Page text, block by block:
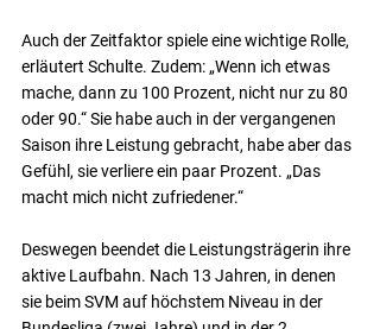
Auch der Zeitfaktor spiele eine wichtige Rolle,
erläutert Schulte. Zudem: „Wenn ich etwas
mache, dann zu 100 Prozent, nicht nur zu 80
oder 90.“ Sie habe auch in der vergangenen
Saison ihre Leistung gebracht, habe aber das
Gefühl, sie verliere ein paar Prozent. „Das
macht mich nicht zufriedener.“
Deswegen beendet die Leistungsträgerin ihre
aktive Laufbahn. Nach 13 Jahren, in denen
sie beim SVM auf höchstem Niveau in der